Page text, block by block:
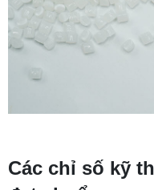
Các chỉ số kỹ